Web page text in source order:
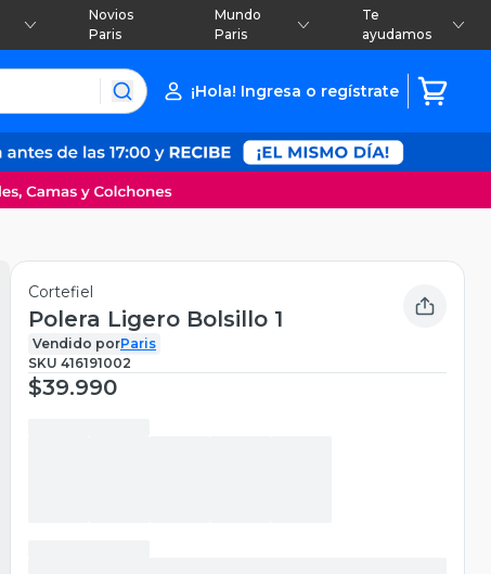
Novios
Paris
Mundo
Paris
Te
ayudamos
¡Hola! Ingresa o regístrate
Cortefiel
Polera Ligero Bolsillo 1
Vendido porParis
SKU 416191002
$39.990